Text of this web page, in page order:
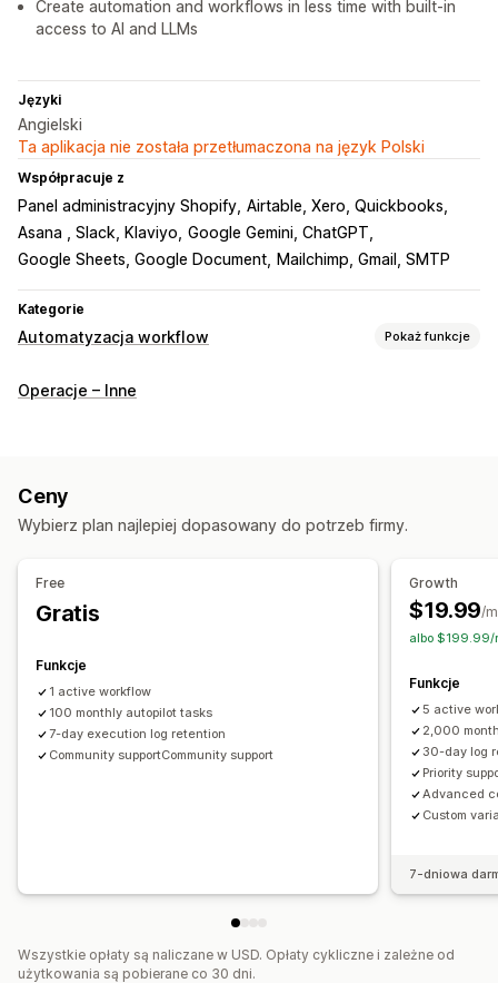
Create automation and workflows in less time with built-in
access to AI and LLMs
Języki
Angielski
Ta aplikacja nie została przetłumaczona na język Polski
Współpracuje z
Panel administracyjny Shopify Airtable, Xero, Quickbooks
Asana , Slack, Klaviyo Google Gemini, ChatGPT
Google Sheets, Google Document
Mailchimp, Gmail, SMTP
Kategorie
Automatyzacja workflow Pokaż funkcje
Zadania automatyzacji
Przetwarzanie zwrotu
Uzupełnianie zapasów Na podstawie czasu
Dostosowanie
Logika warunkowa
Wzorce
Zaplanowane zadania
Wiele sklepów
Operacje – Inne
Ceny
Wybierz plan najlepiej dopasowany do potrzeb firmy.
Free
Gratis
Funkcje
1 active workflow
100 monthly autopilot tasks
7-day execution log retention
Community supportCommunity support
Growth
$19.99/
albo $199.99/
Funkcje
5 active
2,000
30-day log
Priority
Advanced
Custom
7-dniowa
Wszystkie opłaty są naliczane w USD. Opłaty cykliczne i zależne od
użytkowania są pobierane co 30 dni.